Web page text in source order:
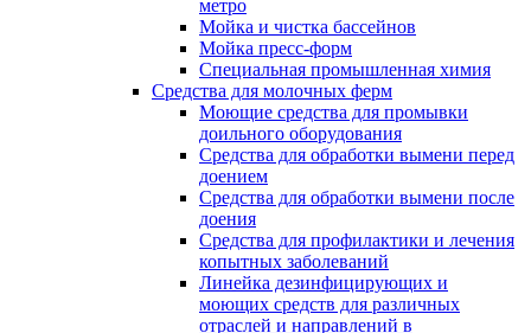
метро
Мойка и чистка бассейнов
Мойка пресс-форм
Специальная промышленная химия
Средства для молочных ферм
Моющие средства для промывки
доильного оборудования
Средства для обработки вымени перед
доением
Средства для обработки вымени после
доения
Средства для профилактики и лечения
копытных заболеваний
Линейка дезинфицирующих и
моющих средств для различных
отраслей и направлений в